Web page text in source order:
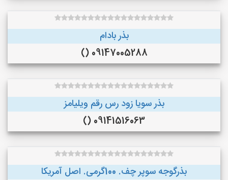
بذر بادام
09147005288 ()
بذر سویا زود رس رقم ویلیامز
09141516063 ()
بذرگوجه‌ سوپر چف. 100گرمی. اصل آمریکا